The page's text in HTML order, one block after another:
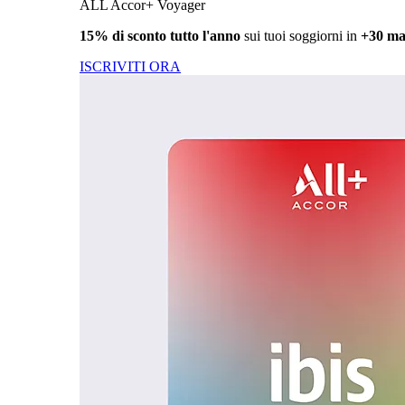
ALL Accor+ Voyager
15% di sconto tutto l'anno sui tuoi soggiorni in +30
ISCRIVITI ORA